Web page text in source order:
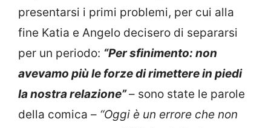
presentarsi i primi problemi, per cui alla
fine Katia e Angelo decisero di separarsi
per un periodo: “Per sfinimento: non
avevamo più le forze di rimettere in piedi
la nostra relazione”– sono state le parole
della comica – “Oggi è un errore che non